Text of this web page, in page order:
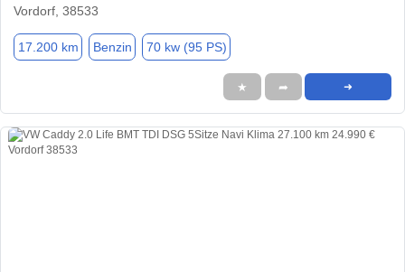
Vordorf, 38533
17.200 km Benzin 70 kw (95 PS)
★ ➦ ➜